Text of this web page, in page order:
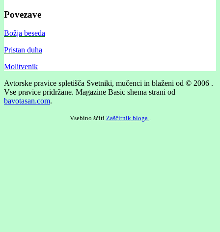
Povezave
Božja beseda
Pristan duha
Molitvenik
Avtorske pravice spletišča Svetniki, mučenci in blaženi od © 2006 .
Vse pravice pridržane. Magazine Basic shema strani od
bavotasan.com.
Vsebino ščiti Zaščitnik bloga .